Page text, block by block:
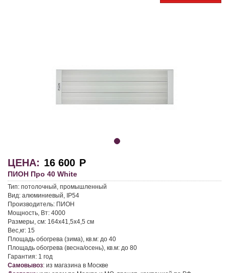
ЦЕНА: 16 600 Р
ПИОН Про 40 White
Тип: потолочный, промышленный
Вид: алюминиевый, IP54
Производитель: ПИОН
Мощность, Вт: 4000
Размеры, см: 164x41,5x4,5 см
Вес,кг: 15
Площадь обогрева (зима), кв.м: до 40
Площадь обогрева (весна/осень), кв.м: до 80
Гарантия: 1 год
Самовывоз: из магазина в Москве